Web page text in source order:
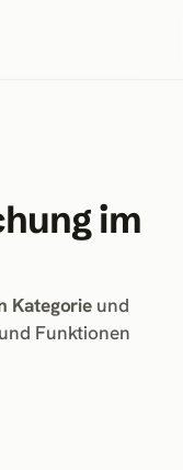
im
Kategorie und
Funktionen